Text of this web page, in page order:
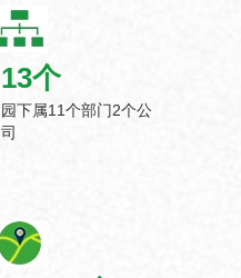
13个
园下属11个部门2个公
司